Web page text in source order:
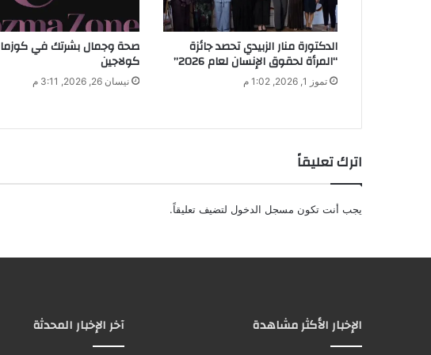
و
ن
ي
الدكتورة منار الزبيدي تحصد جائزة
“المرأة لحقوق الإنسان لعام 2026”
تموز 1, 2026, 1:02 م
صحة وجمال بشرتك في كوزما
كولاجين
نيسان 26, 2026, 3:11 م
اترك تعليقاً
يجب أنت تكون مسجل الدخول لتضيف تعليقاً.
الإخبار الأكثر مشاهدة آخر الإخبار المحدثة